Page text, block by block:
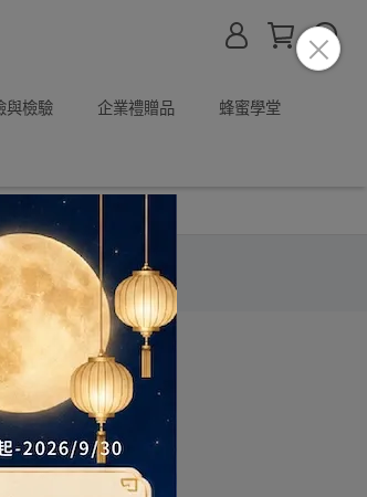
與檢驗 企業禮贈品 蜂蜜學堂